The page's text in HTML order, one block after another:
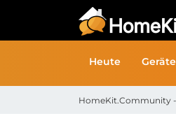
Heute Geräte
HomeKit.Community